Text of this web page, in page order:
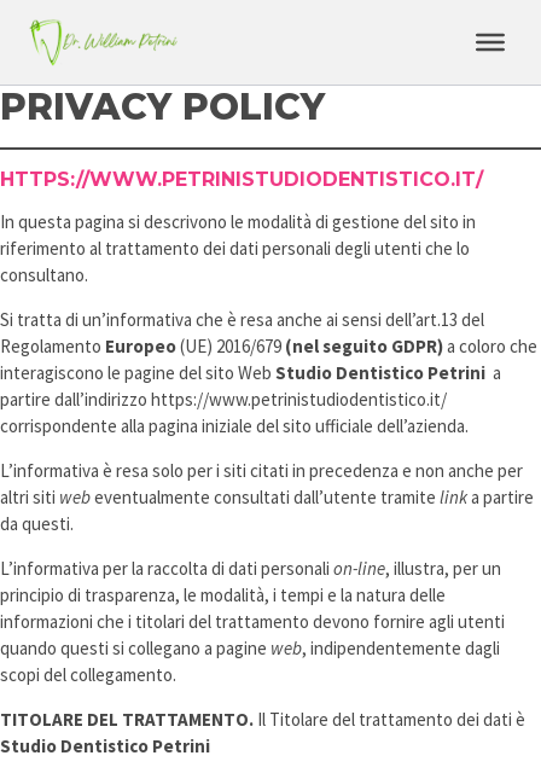
PRIVACY POLICY
HTTPS://WWW.PETRINISTUDIODENTISTICO.IT/
In questa pagina si descrivono le modalità di gestione del sito in
riferimento al trattamento dei dati personali degli utenti che lo
consultano.
Si tratta di un’informativa che è resa anche ai sensi dell’art.13 del
Regolamento Europeo(UE) 2016/679 (nel seguito GDPR)a coloro che
interagiscono le pagine del sito Web Studio Dentistico Petrini a
partire dall’indirizzo https://www.petrinistudiodentistico.it/
corrispondente alla pagina iniziale del sito ufficiale dell’azienda.
L’informativa è resa solo per i siti citati in precedenza e non anche per
altri siti webeventualmente consultati dall’utente tramite linka partire
da questi.
L’informativa per la raccolta di dati personali on-line, illustra, per un
principio di trasparenza, le modalità, i tempi e la natura delle
informazioni che i titolari del trattamento devono fornire agli utenti
quando questi si collegano a pagine web, indipendentemente dagli
scopi del collegamento.
TITOLARE DEL TRATTAMENTO. Il Titolare del trattamento dei dati è
Studio Dentistico Petrini